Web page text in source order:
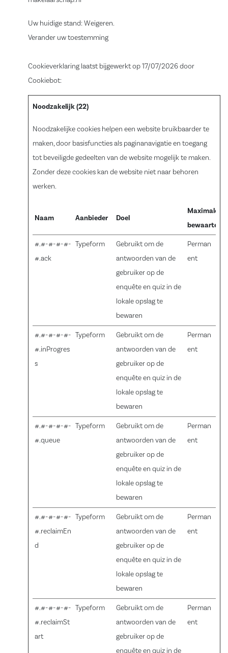
Uw huidige stand: Weigeren.
Verander uw toestemming
Cookieverklaring laatst bijgewerkt op 17/07/2026 door
Cookiebot:
Noodzakelijk (22)
Noodzakelijke cookies helpen een website bruikbaarder te
maken, door basisfuncties als paginanavigatie en toegang
tot beveiligde gedeelten van de website mogelijk te maken.
Zonder deze cookies kan de website niet naar behoren
werken.
Naam Aanbieder Doel
Maximale
#.#-#-#-#-
#.ack
Typeform
Gebruikt om de
antwoorden van de
gebruiker op de
enquête en quiz in de
lokale opslag te
bewaren
Perman
ent
#.#-#-#-#-
#.inProgres
s
Typeform
Gebruikt om de
antwoorden van de
gebruiker op de
enquête en quiz in de
lokale opslag te
bewaren
Perman
ent
#.#-#-#-#-
#.queue
Typeform
Gebruikt om de
antwoorden van de
gebruiker op de
enquête en quiz in de
lokale opslag te
bewaren
Perman
ent
#.#-#-#-#-
#.reclaimEn
d
Typeform
Gebruikt om de
antwoorden van de
gebruiker op de
enquête en quiz in de
lokale opslag te
bewaren
Perman
ent
#.#-#-#-#-
#.reclaimSt
art
Typeform
Gebruikt om de
antwoorden van de
gebruiker op de
enquête en quiz in de
Perman
ent